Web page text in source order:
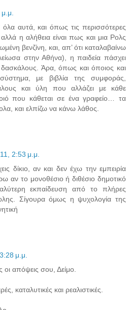
αυτά, και όπως τις περισσότερες
η αλήθεια είναι πως και μια Ρολς
βενζίνη, και, απ’ ότι καταλαβαίνω
στην Αθήνα), η παιδεία πάσχει
δασκάλους. Άρα, όπως και όποιος και
με βιβλία της συμφοράς,
και ύλη που αλλάζει με κάθε
που κάθεται σε ένα γραφείο… τα
και ελπίζω να κάνω λάθος.
2:53 μ.μ.
δίκιο, αν και δεν έχω την εμπειρία
αν το μονοθέσιο ή διθέσιο δημοτικό
εκπαίδευση από το πλήρες
Σίγουρα όμως η ψυχολογία της
μ.μ.
οι απόψεις σου, Δείμο.
καταλυτικές και ρεαλιστικές.